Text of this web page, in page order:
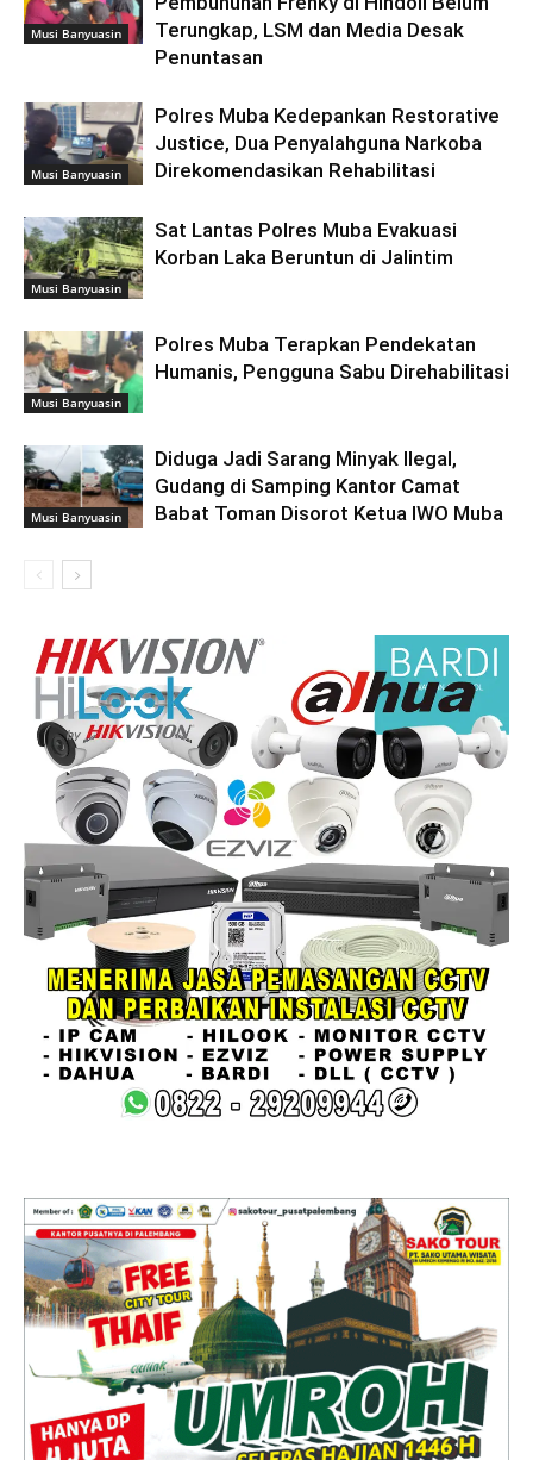
Musi Banyuasin
Terungkap, LSM dan Media Desak
Penuntasan
Musi Banyuasin
Polres Muba Kedepankan Restorative
Justice, Dua Penyalahguna Narkoba
Direkomendasikan Rehabilitasi
Musi Banyuasin
Sat Lantas Polres Muba Evakuasi
Korban Laka Beruntun di Jalintim
Musi Banyuasin
Polres Muba Terapkan Pendekatan
Humanis, Pengguna Sabu Direhabilitasi
Musi Banyuasin
Diduga Jadi Sarang Minyak Ilegal,
Gudang di Samping Kantor Camat
Babat Toman Disorot Ketua IWO Muba